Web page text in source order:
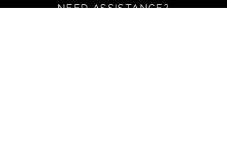
NEED ASSISTANCE?